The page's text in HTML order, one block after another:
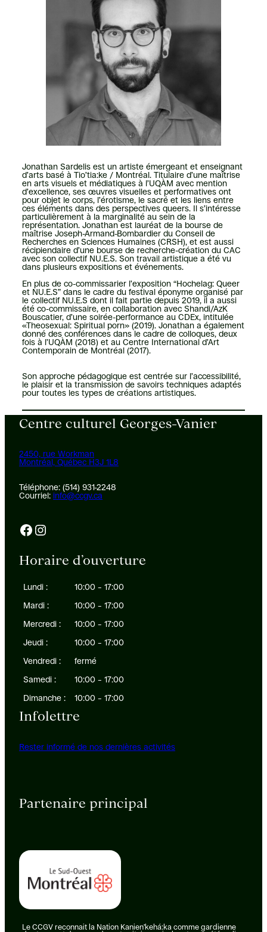
Jonathan Sardelis est un artiste émergeant et enseignant
d’arts basé à Tio’tia:ke / Montréal. Titulaire d’une maîtrise
en arts visuels et médiatiques à l’UQÀM avec mention
d’excellence, ses œuvres visuelles et performatives ont
pour objet le corps, l’érotisme, le sacré et les liens entre
ces éléments dans des perspectives queers. Il s’intéresse
particulièrement à la marginalité au sein de la
représentation. Jonathan est lauréat de la bourse de
maîtrise Joseph-Armand-Bombardier du Conseil de
Recherches en Sciences Humaines (CRSH), et est aussi
récipiendaire d’une bourse de recherche-création du CAC
avec son collectif NU.E.S. Son travail artistique a été vu
dans plusieurs expositions et événements.
En plus de co-commissarier l’exposition “Hochelag: Queer
et NU.E.S” dans le cadre du festival éponyme organisé par
le collectif NU.E.S dont il fait partie depuis 2019, il a aussi
été co-commissaire, en collaboration avec Shandi/AzK
Bouscatier, d’une soirée-performance au CDEx, intitulée
«Theosexual: Spiritual porn» (2019). Jonathan a également
donné des conférences dans le cadre de colloques, deux
fois à l’UQÀM (2018) et au Centre International d’Art
Contemporain de Montréal (2017).
Son approche pédagogique est centrée sur l’accessibilité,
le plaisir et la transmission de savoirs techniques adaptés
pour toutes les types de créations artistiques.
Centre culturel Georges-Vanier
2450, rue Workman
Montréal, Québec H3J 1L8
Téléphone: (514) 931-2248
Courriel: info@ccgv.ca
Facebook Instagram
Horaire d’ouverture
Lundi :
10:00 – 17:00
Mardi :
10:00 – 17:00
Mercredi :
10:00 – 17:00
Jeudi :
10:00 – 17:00
Vendredi :
fermé
Samedi :
10:00 – 17:00
Dimanche :
10:00 – 17:00
Infolettre
Rester informé de nos dernières activités
Partenaire principal
Le CCGV reconnait la Nation Kanien’kehá:ka comme gardienne